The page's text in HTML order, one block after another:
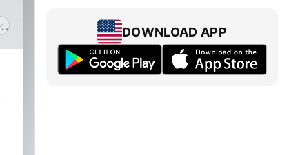
DOWNLOAD APP